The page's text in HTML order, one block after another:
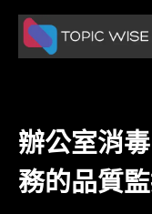
Skip
content
辦公室消
務的品質